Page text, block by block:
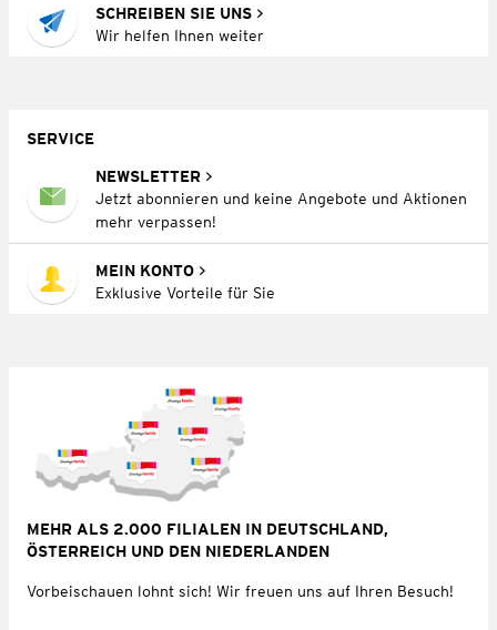
SCHREIBEN SIE UNS
Wir helfen Ihnen weiter
SERVICE
NEWSLETTER
Jetzt abonnieren und keine Angebote und Aktionen
mehr verpassen!
MEIN KONTO
Exklusive Vorteile für Sie
MEHR ALS 2.000 FILIALEN IN DEUTSCHLAND,
ÖSTERREICH UND DEN NIEDERLANDEN
Vorbeischauen lohnt sich! Wir freuen uns auf Ihren Besuch!